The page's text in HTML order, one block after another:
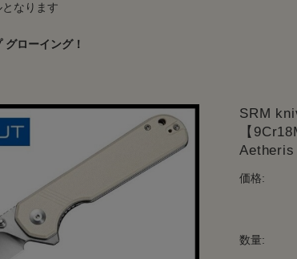
なります
ローイング！
SRM
【
Aetheris
価格:
数量: